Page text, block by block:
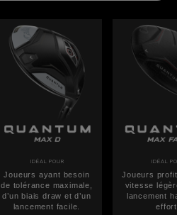
IDÉAL POUR
Joueurs ayant besoin
de tolérance maximale,
d’un biais draw et d’un
lancement facile.
IDÉAL
Joueurs
vitesse
lancement